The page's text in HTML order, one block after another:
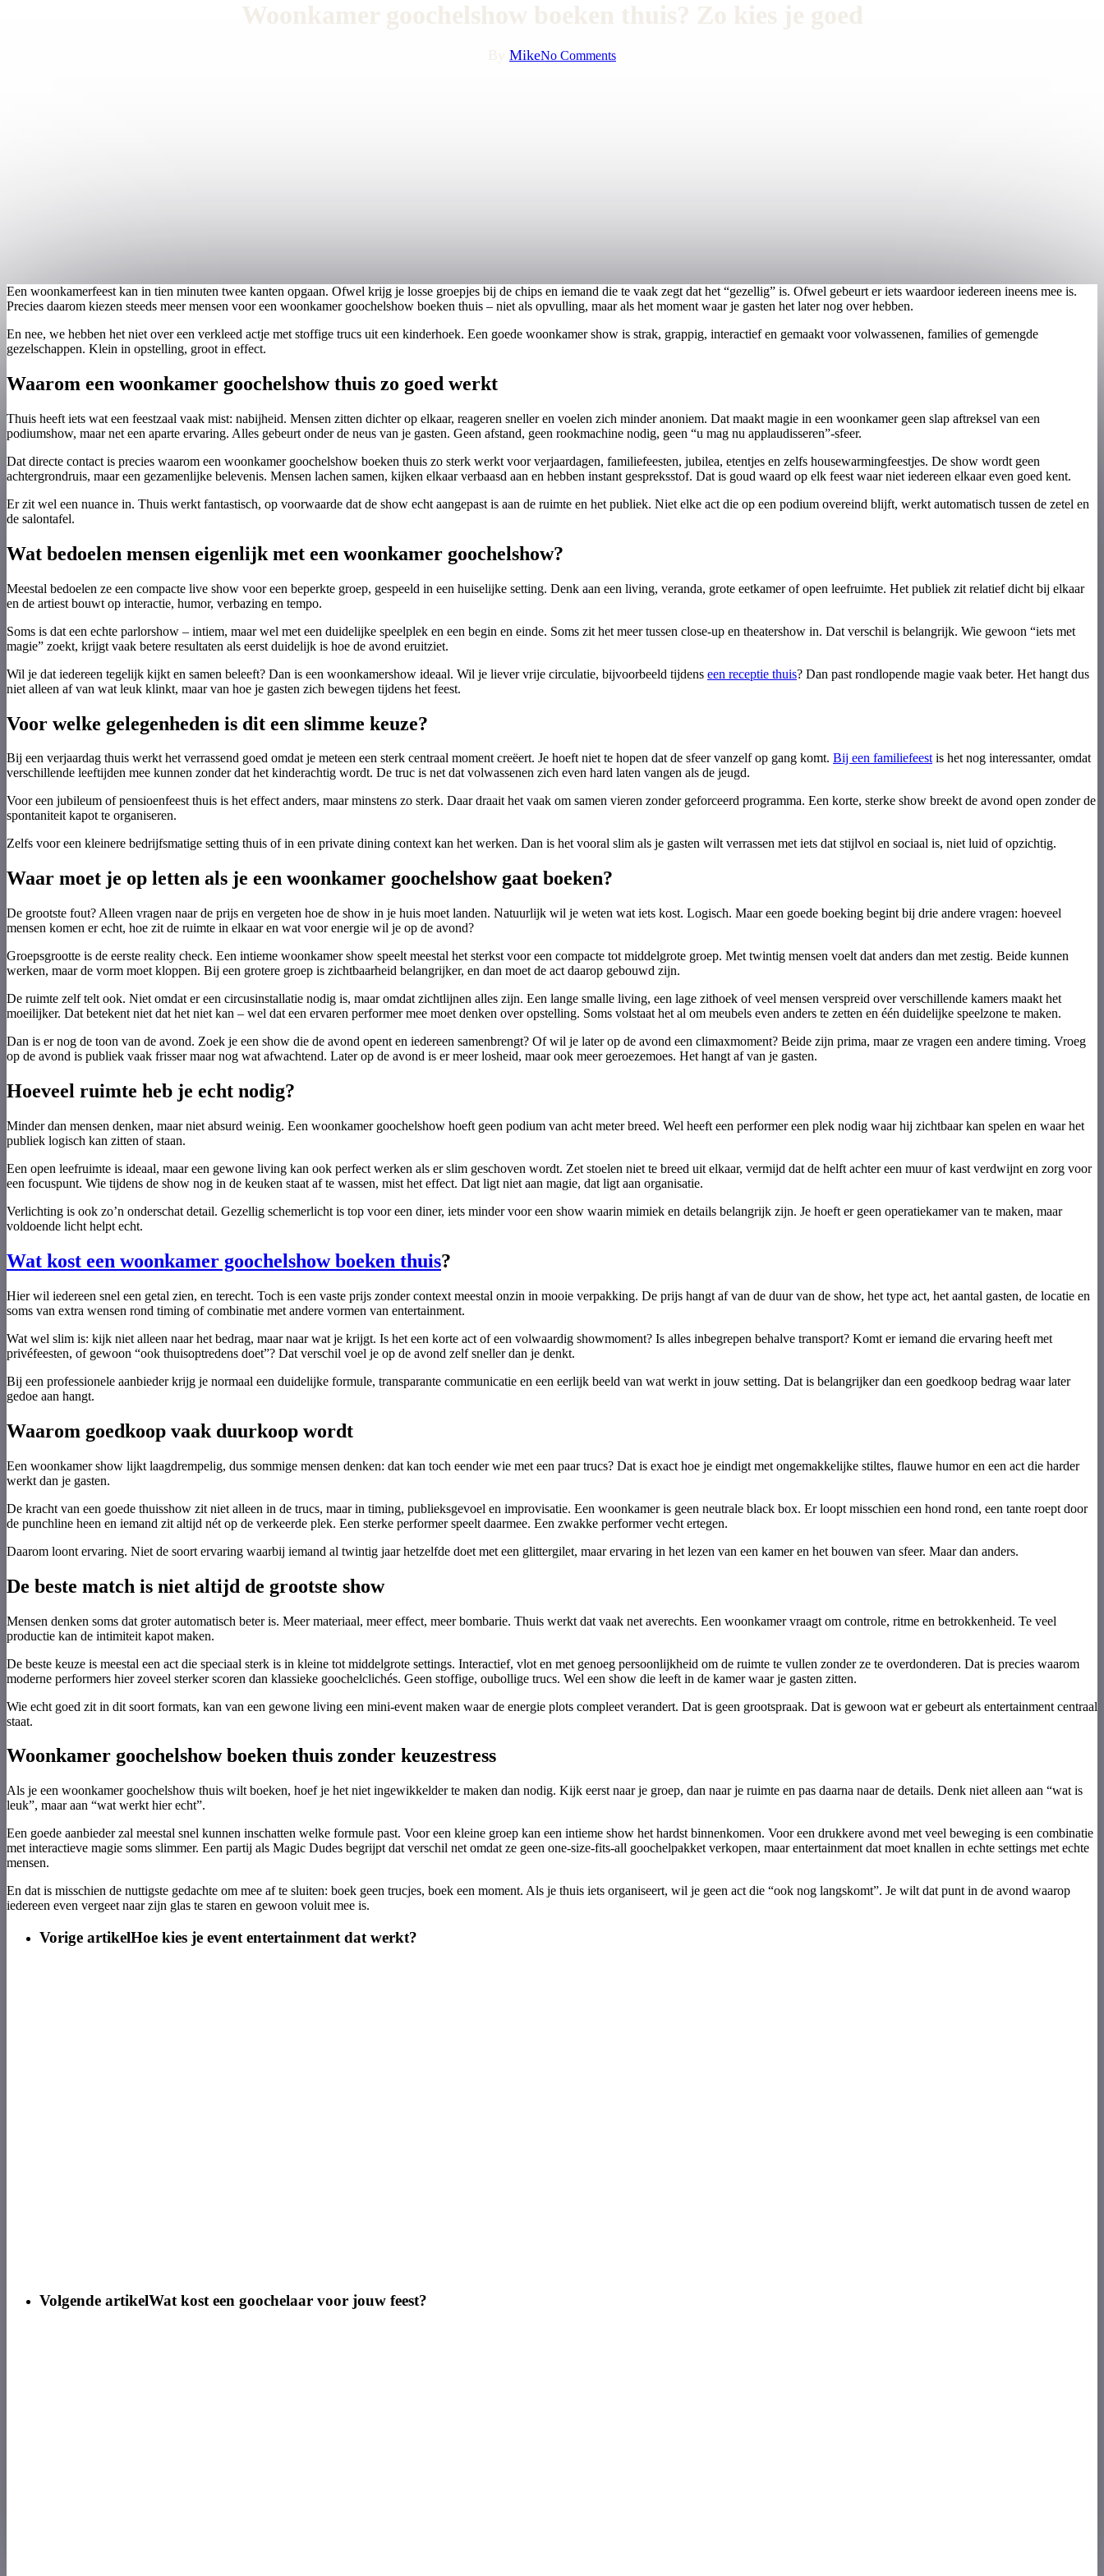
Woonkamer goochelshow boeken thuis? Zo kies je goed
MikeNo Comments
Een woonkamerfeest kan in tien minuten twee kanten opgaan. Ofwel krijg je losse groepjes bij de chips en iemand die te vaak zegt dat het “gezellig” is. Ofwel gebeurt er iets waardoor iedereen ineens mee is.
Precies daarom kiezen steeds meer mensen voor een woonkamer goochelshow boeken thuis – niet als opvulling, maar als het moment waar je gasten het later nog over hebben.
En nee, we hebben het niet over een verkleed actje met stoffige trucs uit een kinderhoek. Een goede woonkamer show is strak, grappig, interactief en gemaakt voor volwassenen, families of gemengde
gezelschappen. Klein in opstelling, groot in effect.
Waarom een woonkamer goochelshow thuis zo goed werkt
Thuis heeft iets wat een feestzaal vaak mist: nabijheid. Mensen zitten dichter op elkaar, reageren sneller en voelen zich minder anoniem. Dat maakt magie in een woonkamer geen slap aftreksel van een
podiumshow, maar net een aparte ervaring. Alles gebeurt onder de neus van je gasten. Geen afstand, geen rookmachine nodig, geen “u mag nu applaudisseren”-sfeer.
Dat directe contact is precies waarom een woonkamer goochelshow boeken thuis zo sterk werkt voor verjaardagen, familiefeesten, jubilea, etentjes en zelfs housewarmingfeestjes. De show wordt geen
achtergrondruis, maar een gezamenlijke belevenis. Mensen lachen samen, kijken elkaar verbaasd aan en hebben instant gespreksstof. Dat is goud waard op elk feest waar niet iedereen elkaar even goed kent.
Er zit wel een nuance in. Thuis werkt fantastisch, op voorwaarde dat de show echt aangepast is aan de ruimte en het publiek. Niet elke act die op een podium overeind blijft, werkt automatisch tussen de zetel en
de salontafel.
Wat bedoelen mensen eigenlijk met een woonkamer goochelshow?
Meestal bedoelen ze een compacte live show voor een beperkte groep, gespeeld in een huiselijke setting. Denk aan een living, veranda, grote eetkamer of open leefruimte. Het publiek zit relatief dicht bij elkaar
en de artiest bouwt op interactie, humor, verbazing en tempo.
Soms is dat een echte parlorshow – intiem, maar wel met een duidelijke speelplek en een begin en einde. Soms zit het meer tussen close-up en theatershow in. Dat verschil is belangrijk. Wie gewoon “iets met
magie” zoekt, krijgt vaak betere resultaten als eerst duidelijk is hoe de avond eruitziet.
Wil je dat iedereen tegelijk kijkt en samen beleeft? Dan is een woonkamershow ideaal. Wil je liever vrije circulatie, bijvoorbeeld tijdens een receptie thuis? Dan past rondlopende magie vaak beter. Het hangt dus
niet alleen af van wat leuk klinkt, maar van hoe je gasten zich bewegen tijdens het feest.
Voor welke gelegenheden is dit een slimme keuze?
Bij een verjaardag thuis werkt het verrassend goed omdat je meteen een sterk centraal moment creëert. Je hoeft niet te hopen dat de sfeer vanzelf op gang komt. Bij een familiefeestis het nog interessanter, omdat
verschillende leeftijden mee kunnen zonder dat het kinderachtig wordt. De truc is net dat volwassenen zich even hard laten vangen als de jeugd.
Voor een jubileum of pensioenfeest thuis is het effect anders, maar minstens zo sterk. Daar draait het vaak om samen vieren zonder geforceerd programma. Een korte, sterke show breekt de avond open zonder de
spontaniteit kapot te organiseren.
Zelfs voor een kleinere bedrijfsmatige setting thuis of in een private dining context kan het werken. Dan is het vooral slim als je gasten wilt verrassen met iets dat stijlvol en sociaal is, niet luid of opzichtig.
Waar moet je op letten als je een woonkamer goochelshow gaat boeken?
De grootste fout? Alleen vragen naar de prijs en vergeten hoe de show in je huis moet landen. Natuurlijk wil je weten wat iets kost. Logisch. Maar een goede boeking begint bij drie andere vragen: hoeveel
mensen komen er echt, hoe zit de ruimte in elkaar en wat voor energie wil je op de avond?
Groepsgrootte is de eerste reality check. Een intieme woonkamer show speelt meestal het sterkst voor een compacte tot middelgrote groep. Met twintig mensen voelt dat anders dan met zestig. Beide kunnen
werken, maar de vorm moet kloppen. Bij een grotere groep is zichtbaarheid belangrijker, en dan moet de act daarop gebouwd zijn.
De ruimte zelf telt ook. Niet omdat er een circusinstallatie nodig is, maar omdat zichtlijnen alles zijn. Een lange smalle living, een lage zithoek of veel mensen verspreid over verschillende kamers maakt het
moeilijker. Dat betekent niet dat het niet kan – wel dat een ervaren performer mee moet denken over opstelling. Soms volstaat het al om meubels even anders te zetten en één duidelijke speelzone te maken.
Dan is er nog de toon van de avond. Zoek je een show die de avond opent en iedereen samenbrengt? Of wil je later op de avond een climaxmoment? Beide zijn prima, maar ze vragen een andere timing. Vroeg
op de avond is publiek vaak frisser maar nog wat afwachtend. Later op de avond is er meer losheid, maar ook meer geroezemoes. Het hangt af van je gasten.
Hoeveel ruimte heb je echt nodig?
Minder dan mensen denken, maar niet absurd weinig. Een woonkamer goochelshow hoeft geen podium van acht meter breed. Wel heeft een performer een plek nodig waar hij zichtbaar kan spelen en waar het
publiek logisch kan zitten of staan.
Een open leefruimte is ideaal, maar een gewone living kan ook perfect werken als er slim geschoven wordt. Zet stoelen niet te breed uit elkaar, vermijd dat de helft achter een muur of kast verdwijnt en zorg voor
een focuspunt. Wie tijdens de show nog in de keuken staat af te wassen, mist het effect. Dat ligt niet aan magie, dat ligt aan organisatie.
Verlichting is ook zo’n onderschat detail. Gezellig schemerlicht is top voor een diner, iets minder voor een show waarin mimiek en details belangrijk zijn. Je hoeft er geen operatiekamer van te maken, maar
voldoende licht helpt echt.
Wat kost een woonkamer goochelshow boeken thuis?
Hier wil iedereen snel een getal zien, en terecht. Toch is een vaste prijs zonder context meestal onzin in mooie verpakking. De prijs hangt af van de duur van de show, het type act, het aantal gasten, de locatie en
soms van extra wensen rond timing of combinatie met andere vormen van entertainment.
Wat wel slim is: kijk niet alleen naar het bedrag, maar naar wat je krijgt. Is het een korte act of een volwaardig showmoment? Is alles inbegrepen behalve transport? Komt er iemand die ervaring heeft met
privéfeesten, of gewoon “ook thuisoptredens doet”? Dat verschil voel je op de avond zelf sneller dan je denkt.
Bij een professionele aanbieder krijg je normaal een duidelijke formule, transparante communicatie en een eerlijk beeld van wat werkt in jouw setting. Dat is belangrijker dan een goedkoop bedrag waar later
gedoe aan hangt.
Waarom goedkoop vaak duurkoop wordt
Een woonkamer show lijkt laagdrempelig, dus sommige mensen denken: dat kan toch eender wie met een paar trucs? Dat is exact hoe je eindigt met ongemakkelijke stiltes, flauwe humor en een act die harder
werkt dan je gasten.
De kracht van een goede thuisshow zit niet alleen in de trucs, maar in timing, publieksgevoel en improvisatie. Een woonkamer is geen neutrale black box. Er loopt misschien een hond rond, een tante roept door
de punchline heen en iemand zit altijd nét op de verkeerde plek. Een sterke performer speelt daarmee. Een zwakke performer vecht ertegen.
Daarom loont ervaring. Niet de soort ervaring waarbij iemand al twintig jaar hetzelfde doet met een glittergilet, maar ervaring in het lezen van een kamer en het bouwen van sfeer. Maar dan anders.
De beste match is niet altijd de grootste show
Mensen denken soms dat groter automatisch beter is. Meer materiaal, meer effect, meer bombarie. Thuis werkt dat vaak net averechts. Een woonkamer vraagt om controle, ritme en betrokkenheid. Te veel
productie kan de intimiteit kapot maken.
De beste keuze is meestal een act die speciaal sterk is in kleine tot middelgrote settings. Interactief, vlot en met genoeg persoonlijkheid om de ruimte te vullen zonder ze te overdonderen. Dat is precies waarom
moderne performers hier zoveel sterker scoren dan klassieke goochelclichés. Geen stoffige, oubollige trucs. Wel een show die leeft in de kamer waar je gasten zitten.
Wie echt goed zit in dit soort formats, kan van een gewone living een mini-event maken waar de energie plots compleet verandert. Dat is geen grootspraak. Dat is gewoon wat er gebeurt als entertainment centraal
staat.
Woonkamer goochelshow boeken thuis zonder keuzestress
Als je een woonkamer goochelshow thuis wilt boeken, hoef je het niet ingewikkelder te maken dan nodig. Kijk eerst naar je groep, dan naar je ruimte en pas daarna naar de details. Denk niet alleen aan “wat is
leuk”, maar aan “wat werkt hier echt”.
Een goede aanbieder zal meestal snel kunnen inschatten welke formule past. Voor een kleine groep kan een intieme show het hardst binnenkomen. Voor een drukkere avond met veel beweging is een combinatie
met interactieve magie soms slimmer. Een partij als Magic Dudes begrijpt dat verschil net omdat ze geen one-size-fits-all goochelpakket verkopen, maar entertainment dat moet knallen in echte settings met echte
mensen.
En dat is misschien de nuttigste gedachte om mee af te sluiten: boek geen trucjes, boek een moment. Als je thuis iets organiseert, wil je geen act die “ook nog langskomt”. Je wilt dat punt in de avond waarop
iedereen even vergeet naar zijn glas te staren en gewoon voluit mee is.
Vorige artikelHoe kies je event entertainment dat werkt?
Volgende artikelWat kost een goochelaar voor jouw feest?